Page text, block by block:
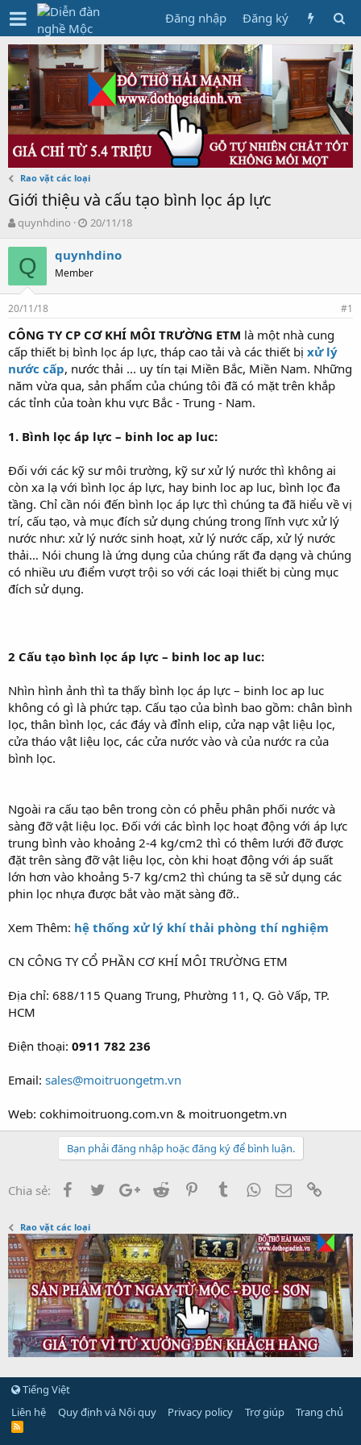
Đăng nhập Đăng ký
Rao vặt các loại
Giới thiệu và cấu tạo bình lọc áp lực
T
r
e
d
s
a
r
t
e
r
quynhdino
N
à
g
ử
20/11/18
Q quynhdino
Member
20/11/18 #1
CÔNG TY CP CƠ KHÍ MÔI TRƯỜNG ETM là một nhà cung
cấp thiết bị bình lọc áp lực, tháp cao tải và các thiết bị xử lý
nước cấp, nước thải ... uy tín tại Miền Bắc, Miền Nam. Những
năm vừa qua, sản phẩm của chúng tôi đã có mặt trên khắp
các tỉnh của toàn khu vực Bắc - Trung - Nam.
1. Bình lọc áp lực – binh loc ap luc:
Đối với các kỹ sư môi trường, kỹ sư xử lý nước thì không ai
còn xa lạ với bình lọc áp lực, hay binh loc ap luc, bình lọc đa
tầng. Chỉ cần nói đến bình lọc áp lực thì chúng ta đã hiểu về vị
trí, cấu tạo, và mục đích sử dụng chúng trong lĩnh vực xử lý
nước như: xử lý nước sinh hoạt, xử lý nước cấp, xử lý nước
thải… Nói chung là ứng dụng của chúng rất đa dạng và chúng
có nhiều ưu điểm vượt trội so với các loại thiết bị cùng mục
đích sử dụng.
2 Cấu tạo bình lọc áp lực – binh loc ap luc:
Nhìn hình ảnh thì ta thấy bình lọc áp lực – binh loc ap luc
không có gì là phức tạp. Cấu tạo của bình bao gồm: chân bình
lọc, thân bình lọc, các đáy và đỉnh elip, cửa nạp vật liệu lọc,
cửa tháo vật liệu lọc, các cửa nước vào và của nước ra của
bình lọc.
Ngoài ra cấu tạo bên trong còn có phễu phân phối nước và
sàng đỡ vật liệu lọc. Đối với các bình lọc hoạt động với áp lực
trung bình vào khoảng 2-4 kg/cm2 thì có thêm lưới đỡ được
đặt trên sàng đỡ vật liệu lọc, còn khi hoạt động với áp suất
lớn hơn vào khoảng 5-7 kg/cm2 thì chúng ta sẽ sử dụng các
phin lọc nhựa được bắt vào mặt sàng đỡ..
Xem Thêm: hệ thống xử lý khí thải phòng thí nghiệm
CN CÔNG TY CỔ PHẦN CƠ KHÍ MÔI TRƯỜNG ETM
Địa chỉ: 688/115 Quang Trung, Phường 11, Q. Gò Vấp, TP.
HCM
Điện thoại: 0911 782 236
Email: sales@moitruongetm.vn
Web: cokhimoitruong.com.vn & moitruongetm.vn
Bạn phải đăng nhập hoặc đăng ký để bình luận.
Chia sẻ: FacebookTwitterGoogle+
Reddit PinterestTumblrWhatsApp
Email
Rao vặt các loại
Tiếng Việt
Liên hệ
Quy định và Nội quy Privacy policy Trợ giúp Trang chủ
R